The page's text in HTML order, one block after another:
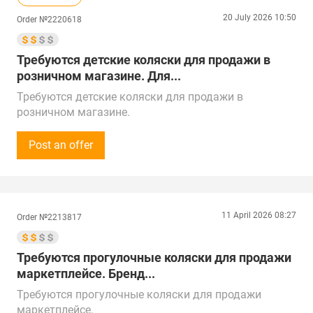
Order №2220618 20 July 2026 10:50
Требуются детские коляски для продажи в
розничном магазине. Для...
Требуются детские коляски для продажи в
розничном магазине.
прогулочные, 2в1, 3в1 и др.
Сумма закупки - от 100 000 рублей (1 000 $).
Казахстану, Китаю, ОАЭ, Турции и Беларуси.
Поставка в г. Ульяновск
Post an offer
Order №2213817 11 April 2026 08:27
Требуются прогулочные коляски для продажи
маркетплейсе. Бренд...
Требуются прогулочные коляски для продажи
маркетплейсе.